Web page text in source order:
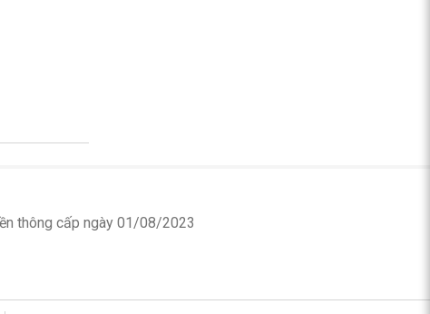
thông cấp ngày 01/08/2023